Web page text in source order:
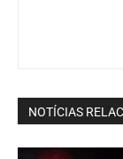
NOTÍCIAS